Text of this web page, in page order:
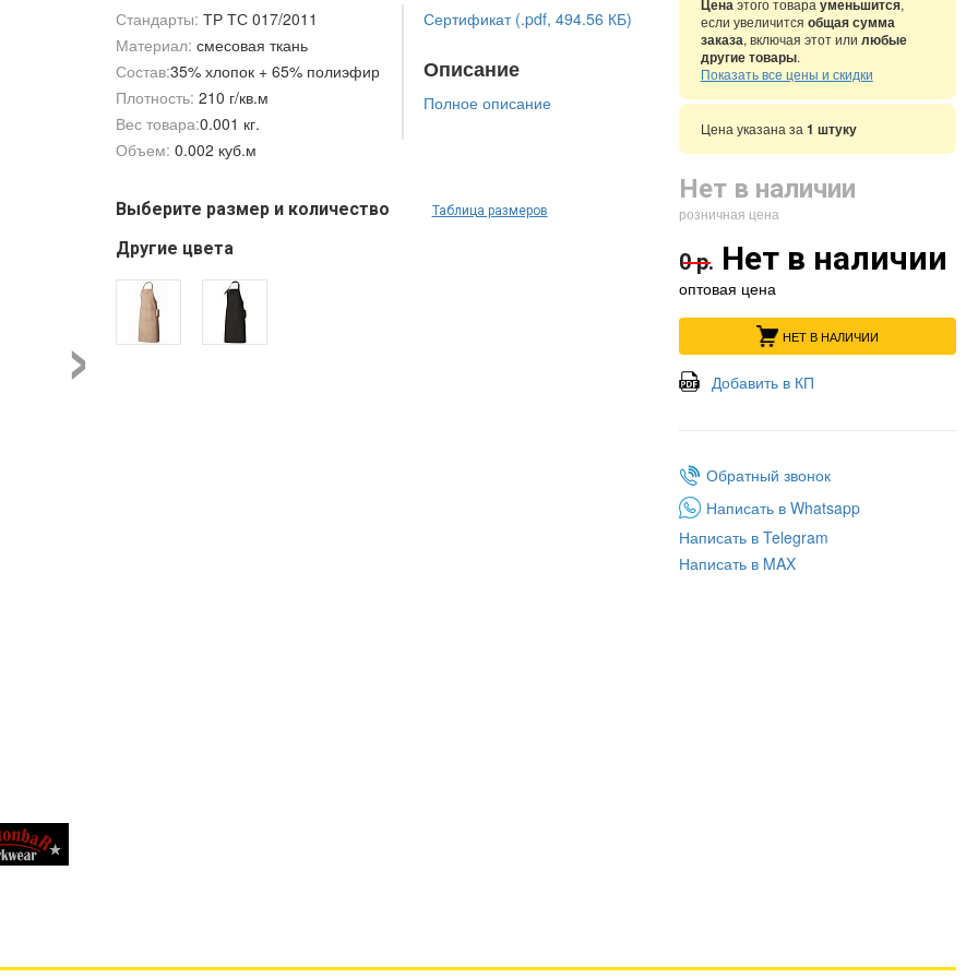
›
Стандарты: ТР ТС 017/2011
Материал: смесовая ткань
Состав:35% хлопок + 65% полиэфир
Плотность: 210 г/кв.м
Вес товара:0.001 кг.
Объем: 0.002 куб.м
Сертификат (.pdf, 494.56 КБ)
Описание
Полное описание
Выберите размер и количество Таблица размеров
Другие цвета
Ценаэтого товара уменьшится,
если увеличится общая сумма
заказа, включая этот или любые
другие товары.
Показать все цены и скидки
Цена указана за 1 штуку
Нет в наличии
розничная цена
0 р. Нет в наличии
оптовая цена
НЕТ В НАЛИЧИИ
Добавить в КП
Обратный звонок
Написать в Whatsapp
Написать в Telegram
Написать в MAX